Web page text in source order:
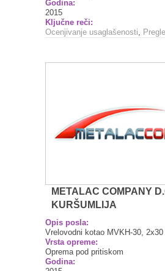
Godina:
2015
Ključne reči:
Ocenjivanje usaglašenosti,
METALAC COMPANY
KURŠUMLIJA
Opis posla:
Vrelovodni kotao MVKH-30, 2x30
Vrsta opreme:
Oprema pod pritiskom
Godina: